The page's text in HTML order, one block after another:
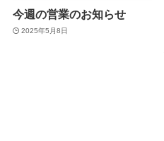
今週の営業のお知らせ
2025年5月8日